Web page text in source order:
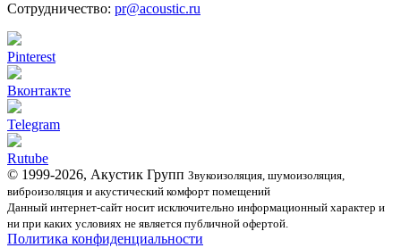
Сотрудничество: pr@acoustic.ru
Pinterest
Вконтакте
Telegram
Rutube
© 1999-2026, Акустик Групп Звукоизоляция, шумоизоляция,
виброизоляция и акустический комфорт помещений
Данный интернет-сайт носит исключительно информационный характер и
ни при каких условиях не является публичной офертой.
Политика конфиденциальности